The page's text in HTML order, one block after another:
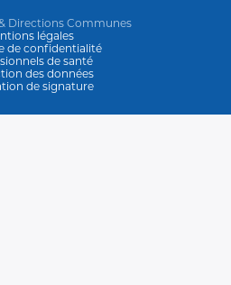
Directions Communes
légales
de confidentialité
de santé
des données
de signature